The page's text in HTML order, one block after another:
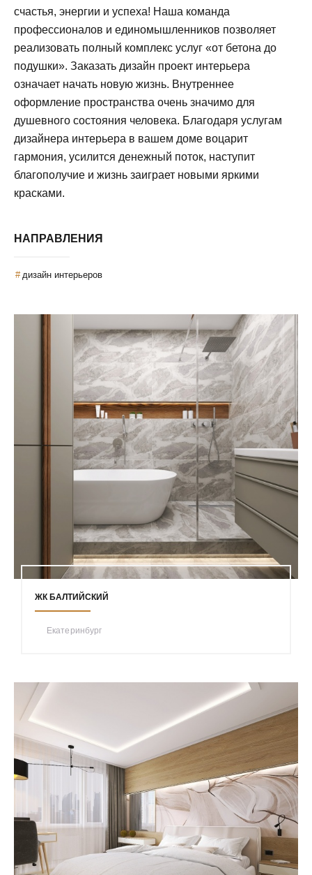
счастья, энергии и успеха! Наша команда
профессионалов и единомышленников позволяет
реализовать полный комплекс услуг «от бетона до
подушки». Заказать дизайн проект интерьера
означает начать новую жизнь. Внутреннее
оформление пространства очень значимо для
душевного состояния человека. Благодаря услугам
дизайнера интерьера в вашем доме воцарит
гармония, усилится денежный поток, наступит
благополучие и жизнь заиграет новыми яркими
красками.
НАПРАВЛЕНИЯ
дизайн интерьеров
ЖК БАЛТИЙСКИЙ
Екатеринбург